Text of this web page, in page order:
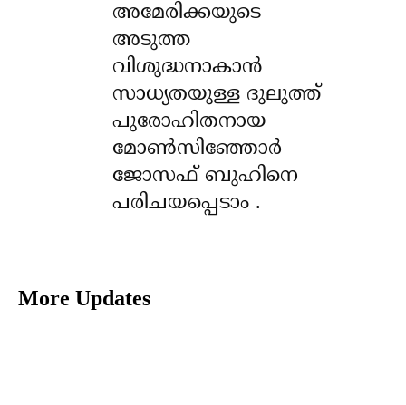
അമേരിക്കയുടെ
അടുത്ത
വിശുദ്ധനാകാൻ
സാധ്യതയുള്ള ദുലുത്ത്
പുരോഹിതനായ
മോൺസിഞ്ഞോർ
ജോസഫ് ബുഹിനെ
പരിചയപ്പെടാം .
More Updates